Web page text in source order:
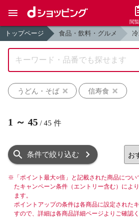
閲
トップページ 食品・飲料・グルメ
うどん・そば
信寿食
1 ～ 45 / 45 件
条件で絞り込む
※ 「ポイント最大○倍」と記載された商品につ
たキャンペーン条件（エントリー含む）によ
ます。
ポイントアップの条件は各商品に設定された
すので、詳細は各商品詳細ページよりご確認く